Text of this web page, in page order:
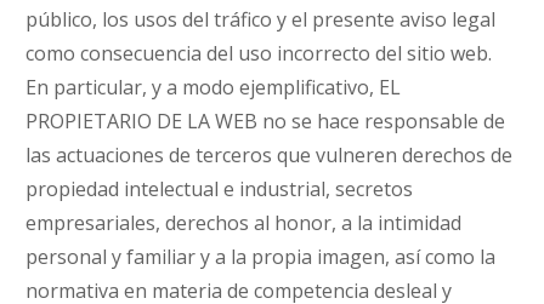
público, los usos del tráfico y el presente aviso legal
como consecuencia del uso incorrecto del sitio web.
En particular, y a modo ejemplificativo, EL
PROPIETARIO DE LA WEB no se hace responsable de
las actuaciones de terceros que vulneren derechos de
propiedad intelectual e industrial, secretos
empresariales, derechos al honor, a la intimidad
personal y familiar y a la propia imagen, así como la
normativa en materia de competencia desleal y